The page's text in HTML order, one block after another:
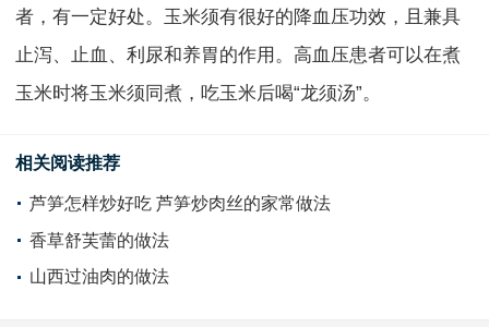
者，有一定好处。玉米须有很好的降血压功效，且兼具
止泻、止血、利尿和养胃的作用。高血压患者可以在煮
玉米时将玉米须同煮，吃玉米后喝“龙须汤”。
相关阅读推荐
芦笋怎样炒好吃 芦笋炒肉丝的家常做法
香草舒芙蕾的做法
山西过油肉的做法